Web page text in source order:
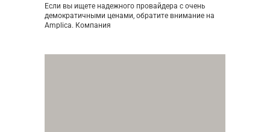
Если вы ищете надежного провайдера с очень
демократичными ценами, обратите внимание на
Amplica. Компания